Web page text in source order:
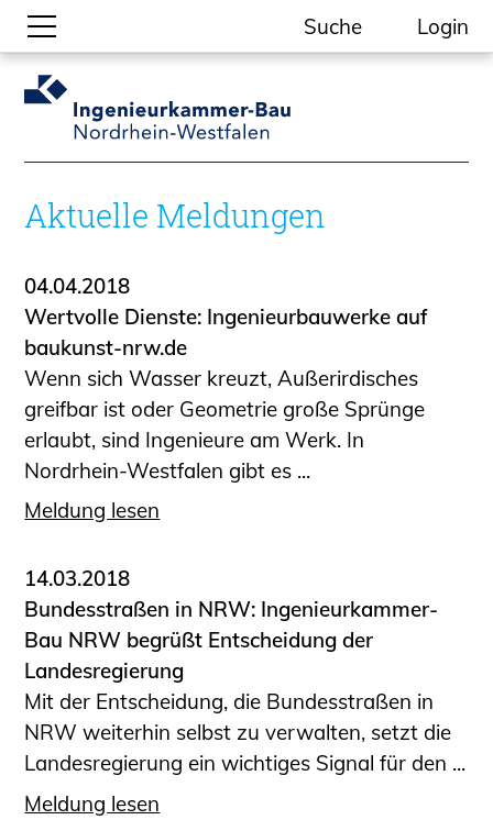
Suche
Gesellschaftliche Themen
Aktuelle Meldungen
Kein Ding ohne ING.
Willkommen bei der Kammer
Aufgaben
Gremien
Geschäftsstelle
Mitgliedschaft
Veranstaltungsformate
Unsere Publikationen
Informationen für Fortbildungsträger
Fortbildung/Seminare
Informationen für Ingenieurinnen
und Ingenieure
Recht
Planungswettbewerbe
Publikationen
Stellenbörse
Staatlich anerkannte Sachverständige
Login
Aktuelle Meldungen
04.04.2018
Wertvolle Dienste: Ingenieurbauwerke auf
baukunst-nrw.de
Wenn sich Wasser kreuzt, Außerirdisches
greifbar ist oder Geometrie große Sprünge
erlaubt, sind Ingenieure am Werk. In
Nordrhein-Westfalen gibt es ...
Meldung lesen
14.03.2018
Bundesstraßen in NRW: Ingenieurkammer-
Bau NRW begrüßt Entscheidung der
Landesregierung
Mit der Entscheidung, die Bundesstraßen in
NRW weiterhin selbst zu verwalten, setzt die
Landesregierung ein wichtiges Signal für den ...
Meldung lesen